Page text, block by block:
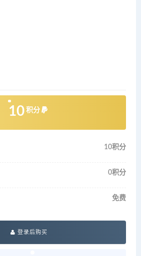
10 积分
10积分
0积分
免费
登录后购买